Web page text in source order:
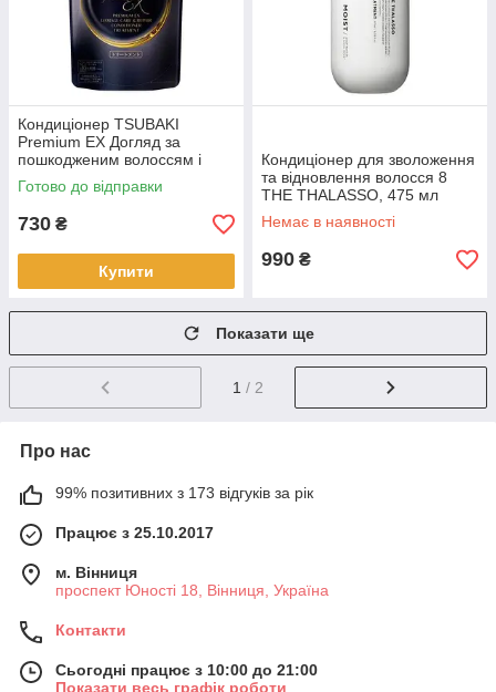
Кондиціонер TSUBAKI
Premium EX Догляд за
пошкодженим волоссям і
відновлення, 300 мл
(485984)
Готово до відправки
730 ₴
Купити
Кондиціонер для зволоження
та відновлення волосся 8
THE THALASSO, 475 мл
(568857)
Немає в наявності
990 ₴
Показати ще
1 / 2
Про нас
99% позитивних з 173 відгуків за рік
Працює з 25.10.2017
м. Вінниця
проспект Юності 18, Вінниця, Україна
Контакти
Сьогодні працює з 10:00 до 21:00
Показати весь графік роботи